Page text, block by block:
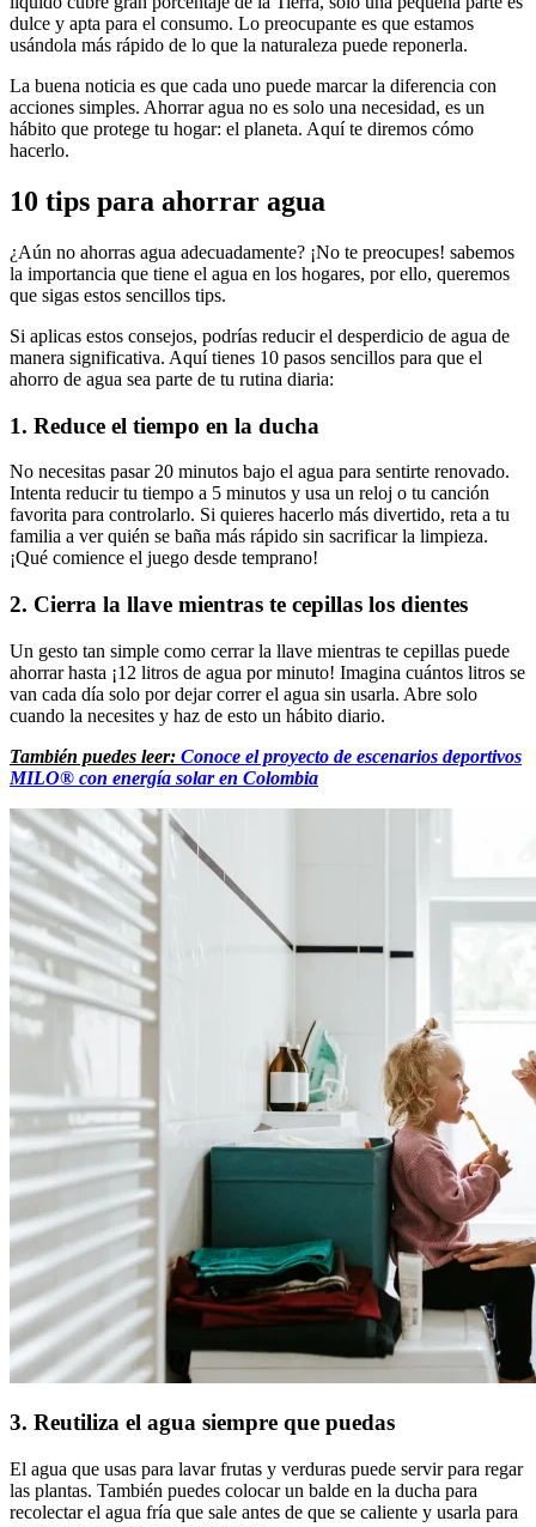
dulce y apta para el consumo. Lo preocupante es que estamos
usándola más rápido de lo que la naturaleza puede reponerla.
La buena noticia es que cada uno puede marcar la diferencia con
acciones simples. Ahorrar agua no es solo una necesidad, es un
hábito que protege tu hogar: el planeta. Aquí te diremos cómo
hacerlo.
10 tips para ahorrar agua
¿Aún no ahorras agua adecuadamente? ¡No te preocupes! sabemos
la importancia que tiene el agua en los hogares, por ello, queremos
que sigas estos sencillos tips.
Si aplicas estos consejos, podrías reducir el desperdicio de agua de
manera significativa. Aquí tienes 10 pasos sencillos para que el
ahorro de agua sea parte de tu rutina diaria:
1. Reduce el tiempo en la ducha
No necesitas pasar 20 minutos bajo el agua para sentirte renovado.
Intenta reducir tu tiempo a 5 minutos y usa un reloj o tu canción
favorita para controlarlo. Si quieres hacerlo más divertido, reta a tu
familia a ver quién se baña más rápido sin sacrificar la limpieza.
¡Qué comience el juego desde temprano!
2. Cierra la llave mientras te cepillas los dientes
Un gesto tan simple como cerrar la llave mientras te cepillas puede
ahorrar hasta ¡12 litros de agua por minuto! Imagina cuántos litros se
van cada día solo por dejar correr el agua sin usarla. Abre solo
cuando la necesites y haz de esto un hábito diario.
También puedes leer: Conoce el proyecto de escenarios deportivos
MILO® con energía solar en Colombia
3. Reutiliza el agua siempre que puedas
El agua que usas para lavar frutas y verduras puede servir para regar
las plantas. También puedes colocar un balde en la ducha para
recolectar el agua fría que sale antes de que se caliente y usarla para